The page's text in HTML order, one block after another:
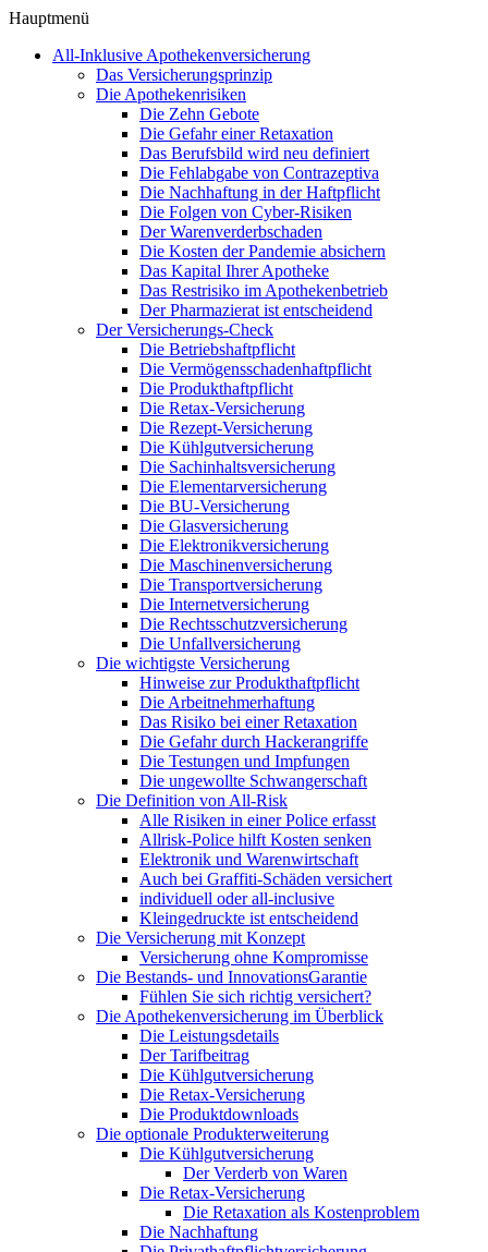
Hauptmenü
All-Inklusive Apothekenversicherung
Das Versicherungsprinzip
Die Apothekenrisiken
Die Zehn Gebote
Die Gefahr einer Retaxation
Das Berufsbild wird neu definiert
Die Fehlabgabe von Contrazeptiva
Die Nachhaftung in der Haftpflicht
Die Folgen von Cyber-Risiken
Der Warenverderbschaden
Die Kosten der Pandemie absichern
Das Kapital Ihrer Apotheke
Das Restrisiko im Apothekenbetrieb
Der Pharmazierat ist entscheidend
Der Versicherungs-Check
Die Betriebshaftpflicht
Die Vermögensschadenhaftpflicht
Die Produkthaftpflicht
Die Retax-Versicherung
Die Rezept-Versicherung
Die Kühlgutversicherung
Die Sachinhaltsversicherung
Die Elementarversicherung
Die BU-Versicherung
Die Glasversicherung
Die Elektronikversicherung
Die Maschinenversicherung
Die Transportversicherung
Die Internetversicherung
Die Rechtsschutzversicherung
Die Unfallversicherung
Die wichtigste Versicherung
Hinweise zur Produkthaftpflicht
Die Arbeitnehmerhaftung
Das Risiko bei einer Retaxation
Die Gefahr durch Hackerangriffe
Die Testungen und Impfungen
Die ungewollte Schwangerschaft
Die Definition von All-Risk
Alle Risiken in einer Police erfasst
Allrisk-Police hilft Kosten senken
Elektronik und Warenwirtschaft
Auch bei Graffiti-Schäden versichert
individuell oder all-inclusive
Kleingedruckte ist entscheidend
Die Versicherung mit Konzept
Versicherung ohne Kompromisse
Die Bestands- und InnovationsGarantie
Fühlen Sie sich richtig versichert?
Die Apothekenversicherung im Überblick
Die Leistungsdetails
Der Tarifbeitrag
Die Kühlgutversicherung
Die Retax-Versicherung
Die Produktdownloads
Die optionale Produkterweiterung
Die Kühlgutversicherung
Der Verderb von Waren
Die Retax-Versicherung
Die Retaxation als Kostenproblem
Die Nachhaftung